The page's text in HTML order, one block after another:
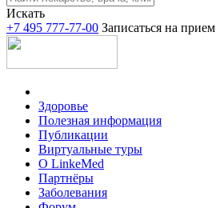
Искать
+7 495 777-77-00 Записаться на прием
Здоровье
Полезная информация
Публикации
Виртуальные туры
О LinkeMed
Партнёры
Заболевания